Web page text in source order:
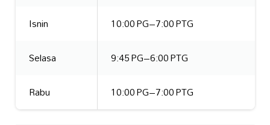
Isnin
10:00 PG–7:00 PTG
Selasa
9:45 PG–6:00 PTG
Rabu
10:00 PG–7:00 PTG